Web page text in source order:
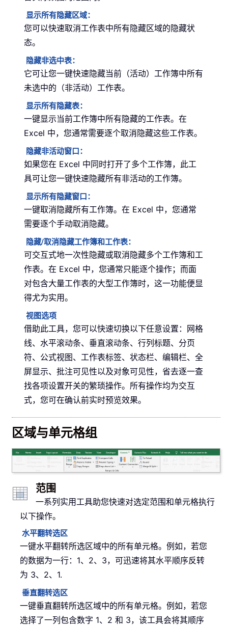
显示所有隐藏区域：
您可以快速取消工作表中所有隐藏区域的隐藏状
态。
隐藏非选中表：
它可让您一键快速隐藏当前（活动）工作簿中所有
未选中的（非活动）工作表。
显示所有隐藏表：
一键显示当前工作簿中所有隐藏的工作表。在
Excel 中，您通常需要逐个取消隐藏这些工作表。
隐藏非活动窗口：
如果您在 Excel 中同时打开了多个工作簿，此工
具可让您一键快速隐藏所有非活动的工作簿。
显示所有隐藏窗口：
一键取消隐藏所有工作簿。在 Excel 中，您通常
需要逐个手动取消隐藏。
隐藏/取消隐藏工作簿和工作表：
可交互式地一次性隐藏或取消隐藏多个工作簿和工
作表。在 Excel 中，您通常只能逐个操作；而面
对包含大量工作表的大型工作簿时，这一功能便显
得尤为实用。
视图选项
借助此工具，您可以快速切换以下任意设置：网格
线、水平滚动条、垂直滚动条、行列标题、分页
符、公式视图、工作表标签、状态栏、编辑栏、全
屏显示、批注可见性以及对象可见性，省去逐一查
找各项设置开关的繁琐操作。所有操作均为交互
式，您可在确认前实时预览效果。
区域与单元格组
范围
一系列实用工具助您快速对选定范围和单元格执行
以下操作。
水平翻转选区
一键水平翻转所选区域中的所有单元格。例如，若您
的数据为一行：1、2、3，可迅速将其水平顺序反转
为 3、2、1.
垂直翻转选区
一键垂直翻转所选区域中的所有单元格。例如，若您
选择了一列包含数字 1、2 和 3，该工具会将其顺序